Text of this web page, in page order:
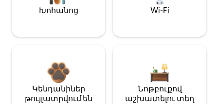
Խոհանոց Wi-Fi
Կենդանիներ
թույլատրվում են
Նոթբուքով
աշխատելու տեղ